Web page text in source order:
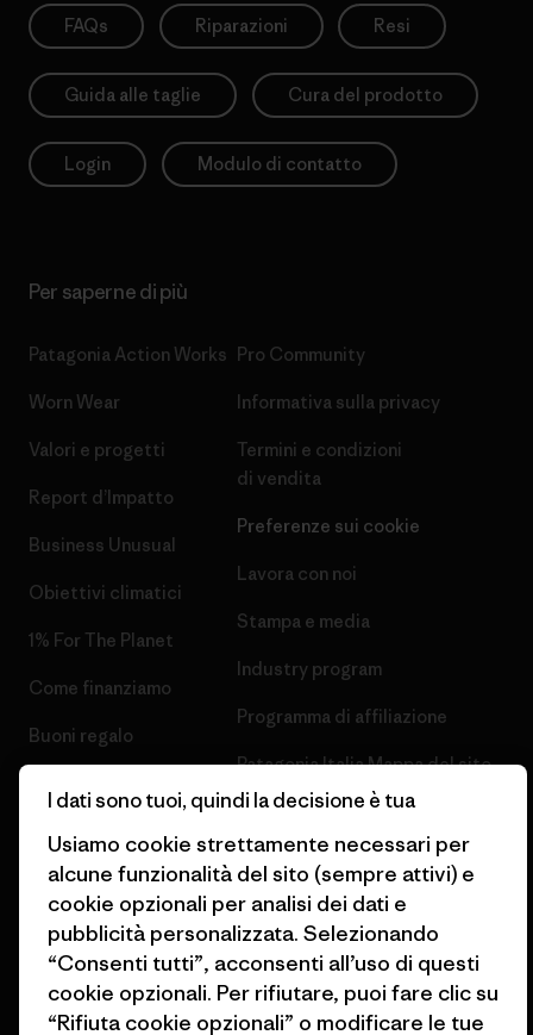
FAQs Riparazioni Resi
Guida alle taglie Cura del prodotto
Login Modulo di contatto
Per saperne di più
Patagonia Action Works
Worn Wear
Valori e progetti
Report d’Impatto
Business Unusual
Obiettivi climatici
1% For The Planet
Come finanziamo
Buoni regalo
Pro Community
Informativa sulla privacy
Termini e condizioni
di vendita
Preferenze sui cookie
Lavora con noi
Stampa e media
Industry program
Programma di affiliazione
Patagonia Italia Mappa del sito
© 2026 Patagonia, Inc. All Rights Reserved.
I dati sono tuoi, quindi la decisione è tua
Usiamo cookie strettamente necessari per
alcune funzionalità del sito (sempre attivi) e
cookie opzionali per analisi dei dati e
pubblicità personalizzata. Selezionando
“Consenti tutti”, acconsenti all’uso di questi
cookie opzionali. Per rifiutare, puoi fare clic su
“Rifiuta cookie opzionali” o modificare le tue